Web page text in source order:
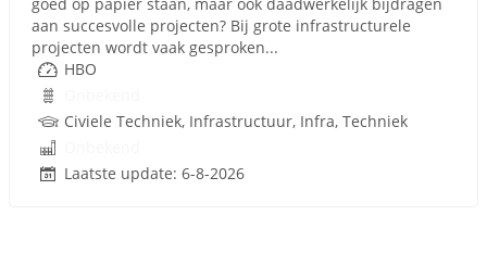
aan succesvolle projecten? Bij grote infrastructurele
projecten wordt vaak gesproken...
HBO
Civiele Techniek, Infrastructuur, Infra, Techniek
Laatste update: 6-8-2026